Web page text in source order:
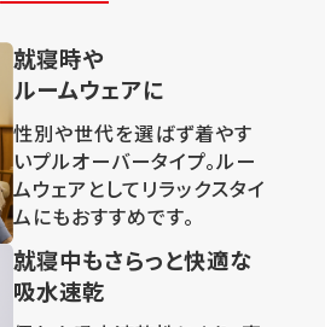
就寝時や
ルームウェアに
性別や世代を選ばず着やす
いプルオーバータイプ。ルー
ムウェアとしてリラックスタイ
ムにもおすすめです。
就寝中もさらっと快適な
吸水速乾